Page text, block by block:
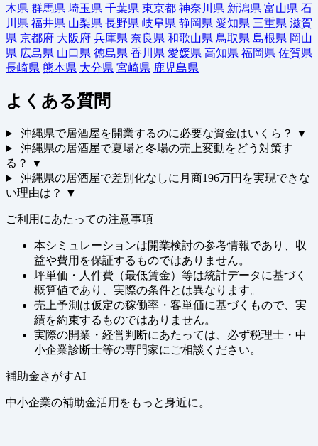
木県 群馬県 埼玉県 千葉県 東京都 神奈川県 新潟県 富山県 石
川県 福井県 山梨県 長野県 岐阜県 静岡県 愛知県 三重県 滋賀
県 京都府 大阪府 兵庫県 奈良県 和歌山県 鳥取県 島根県 岡山
県 広島県 山口県 徳島県 香川県 愛媛県 高知県 福岡県 佐賀県
長崎県 熊本県 大分県 宮崎県 鹿児島県
よくある質問
沖縄県で居酒屋を開業するのに必要な資金はいくら？
▼
沖縄県の居酒屋で夏場と冬場の売上変動をどう対策す
る？
▼
沖縄県の居酒屋で差別化なしに月商196万円を実現できな
い理由は？
▼
ご利用にあたっての注意事項
本シミュレーションは開業検討の参考情報であり、収
益や費用を保証するものではありません。
坪単価・人件費（最低賃金）等は統計データに基づく
概算値であり、実際の条件とは異なります。
売上予測は仮定の稼働率・客単価に基づくもので、実
績を約束するものではありません。
実際の開業・経営判断にあたっては、必ず税理士・中
小企業診断士等の専門家にご相談ください。
補助金さがすAI
中小企業の補助金活用をもっと身近に。